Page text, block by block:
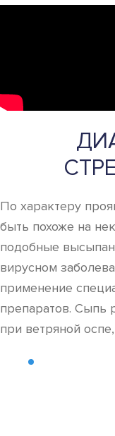
По характеру
быть похоже на
подобные
вирусном
применение
препаратов. Сыпь
при ветряной